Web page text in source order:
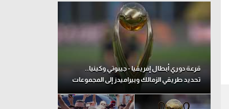
تقرير في الجول
تحليل في الجول
حكايات في الجول
كويز في الجول
فيديو في الجول
قرعة دوري أبطال إفريقيا - جيبوتي وكينيا..
تحديد طريقي الزمالك وبيراميدز إلى المجموعات